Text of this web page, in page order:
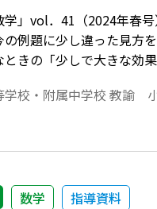
学」vol．41（2024年春
例題に少し違った見
きの「少しで大きな効
学校・附属中学校 教諭
数学 指導資料